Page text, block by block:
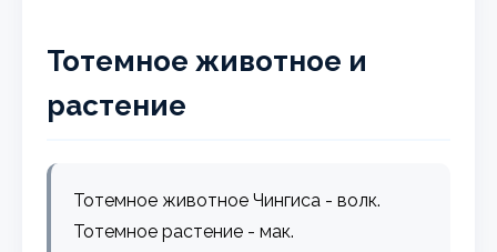
Тотемное животное и
растение
Тотемное животное Чингиса - волк.
Тотемное растение - мак.